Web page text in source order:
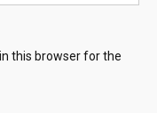
this browser for the